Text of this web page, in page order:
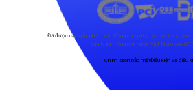
Đã được cấp giấy phép hoạt động cung ứng dịch vụ trung
của Ngân hàng nhà nước Việt Nam vào
Chính sách bảo mậtĐiều kiện và điều